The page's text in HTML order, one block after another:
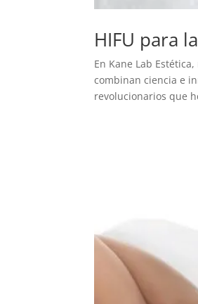
HIFU para
En Kane Lab
combinan ciencia e
revolucionarios que